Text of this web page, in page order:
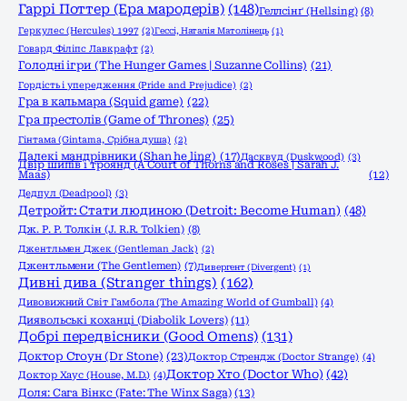
Гаррі Поттер (Ера мародерів) (148)Геллсінґ (Hellsing) (8)
Геркулес (Hercules) 1997 (2)Гессі, Наталія Матолінець (1)
Говард Філіпс Лавкрафт (2)
Голодні ігри (The Hunger Games | Suzanne Collins) (21)
Гордість і упередження (Pride and Prejudice) (2)
Гра в кальмара (Squid game) (22)
Гра престолів (Game of Thrones) (25)
Гінтама (Gintama, Срібна душа) (2)
Далекі мандрівники (Shan he ling) (17)Дасквуд (Duskwood) (3)
Двір шипів і троянд (A Court of Thorns and Roses | Sarah J.
Maas) (12)
Дедпул (Deadpool) (3)
Детройт: Стати людиною (Detroit: Become Human) (48)
Дж. Р. Р. Толкін (J. R.R. Tolkien) (8)
Джентльмен Джек (Gentleman Jack) (2)
Джентльмени (The Gentlemen) (7)Дивергент (Divergent) (1)
Дивні дива (Stranger things) (162)
Дивовижний Світ Гамбола (The Amazing World of Gumball) (4)
Диявольські коханці (Diabolik Lovers) (11)
Добрі передвісники (Good Omens) (131)
Доктор Стоун (Dr Stone) (23)Доктор Стрендж (Doctor Strange) (4)
Доктор Хаус (House, M.D.) (4)Доктор Хто (Doctor Who) (42)
Доля: Сага Вінкс (Fate: The Winx Saga) (13)